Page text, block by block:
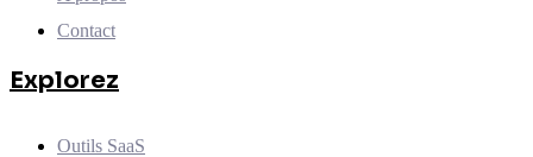
Contact
Explorez
Outils SaaS